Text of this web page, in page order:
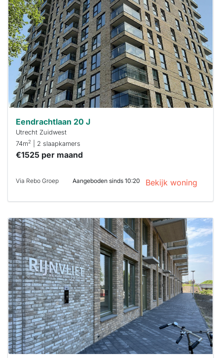
al verhuurd
Om kans te
maken moet je
binnen 15
minuten
reageren.
Stekkies helpt
je hierbij!
Eendrachtlaan 20 J
Utrecht Zuidwest
74m2 | 2 slaapkamers
€1525 per maand
Via Rebo Groep Aangeboden sinds 10:20 Bekijk woning
Deze woning
is
waarschijnlijk
al verhuurd
Om kans te
maken moet je
binnen 15
minuten
reageren.
Stekkies helpt
je hierbij!